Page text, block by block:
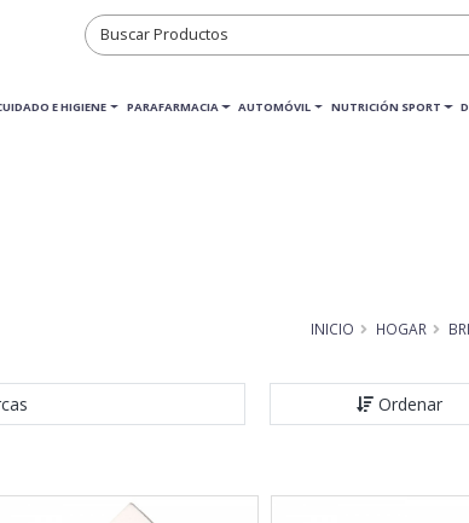
E HIGIENE PARAFARMACIA AUTOMÓVIL NUTRICIÓN SPORT
INICIO HOGAR
Ordenar